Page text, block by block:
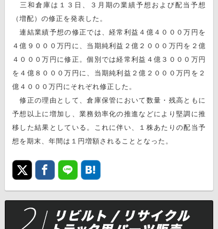
三和倉庫は１３日、３月期の業績予想および配当予想
（増配）の修正を発表した。
連結業績予想の修正では、経常利益４億４０００万円を
４億９０００万円に、当期純利益２億２０００万円を２億
４０００万円に修正。個別では経常利益４億３０００万円
を４億８０００万円に、当期純利益２億２０００万円を２
億４０００万円にそれぞれ修正した。
修正の理由として、倉庫保管において数量・残高ともに
予想以上に増加し、業務効率化の推進などにより堅調に推
移した結果としている。これに伴い、１株あたりの配当予
想を期末、年間は１円増額されることとなった。